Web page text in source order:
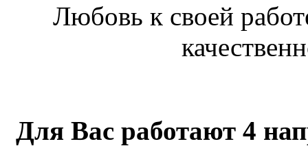
Любовь к своей
Для Вас работают 4